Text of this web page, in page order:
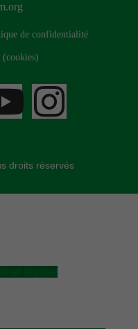
de confidentialité
(cookies)
droits réservés